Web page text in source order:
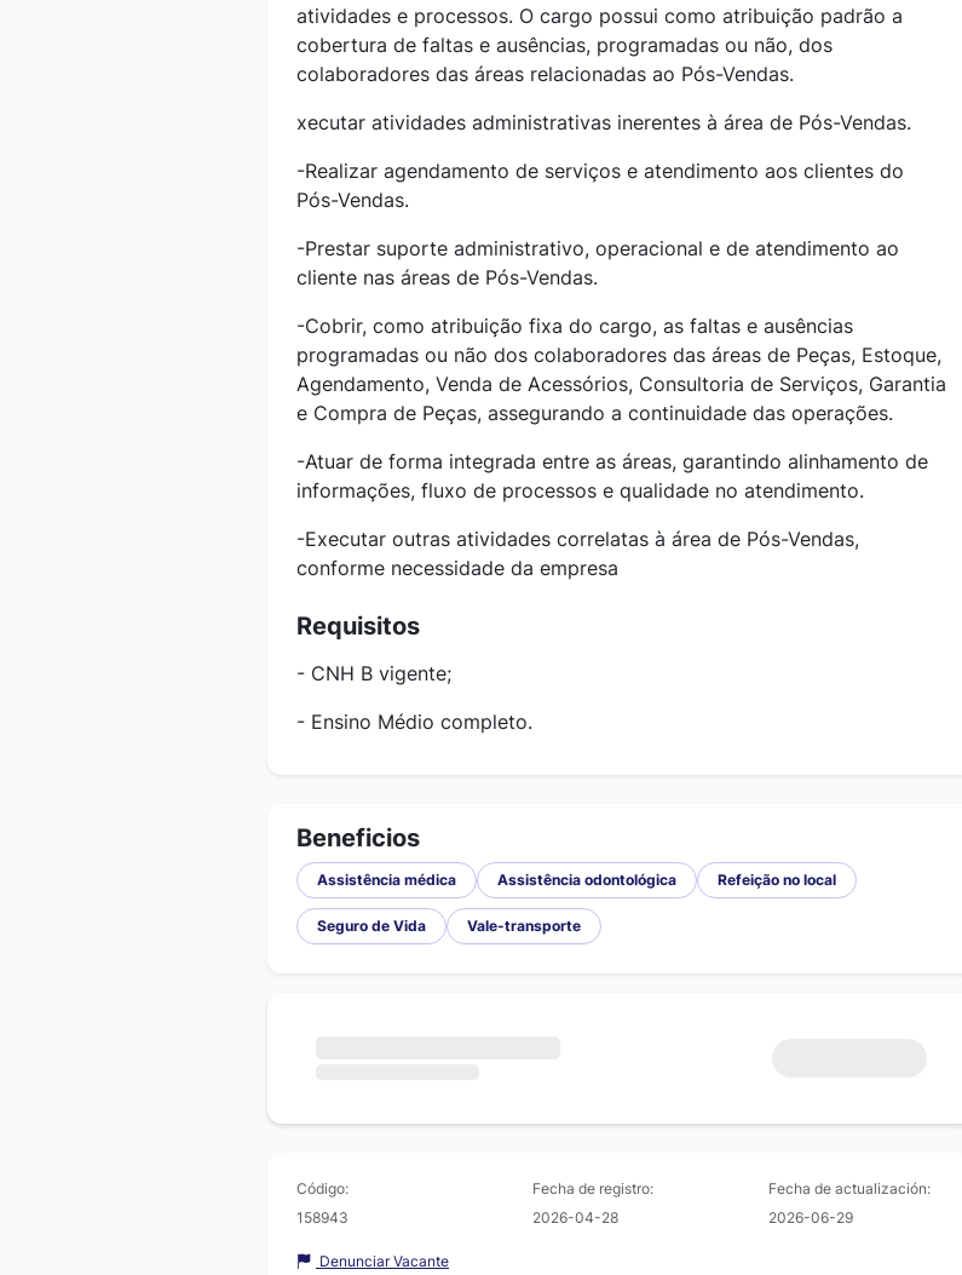
atividades e processos. O cargo possui como atribuição padrão a
cobertura de faltas e ausências, programadas ou não, dos
colaboradores das áreas relacionadas ao Pós-Vendas.
xecutar atividades administrativas inerentes à área de Pós-Vendas.
-Realizar agendamento de serviços e atendimento aos clientes do
Pós-Vendas.
-Prestar suporte administrativo, operacional e de atendimento ao
cliente nas áreas de Pós-Vendas.
-Cobrir, como atribuição fixa do cargo, as faltas e ausências
programadas ou não dos colaboradores das áreas de Peças, Estoque,
Agendamento, Venda de Acessórios, Consultoria de Serviços, Garantia
e Compra de Peças, assegurando a continuidade das operações.
-Atuar de forma integrada entre as áreas, garantindo alinhamento de
informações, fluxo de processos e qualidade no atendimento.
-Executar outras atividades correlatas à área de Pós-Vendas,
conforme necessidade da empresa
Requisitos
- CNH B vigente;
- Ensino Médio completo.
Beneficios
Assistência médica Assistência odontológica Refeição no local
Seguro de Vida Vale-transporte
Código:
158943
Fecha de registro:
2026-04-28
Fecha de actualización:
2026-06-29
Denunciar Vacante